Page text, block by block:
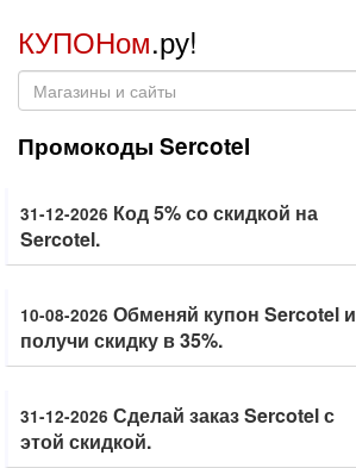
КУПОНом.ру!
Промокоды Sercotel
31-12-2026 Код 5% со скидкой на
Sercotel.
10-08-2026 Обменяй купон Sercotel и
получи скидку в 35%.
31-12-2026 Сделай заказ Sercotel с
этой скидкой.